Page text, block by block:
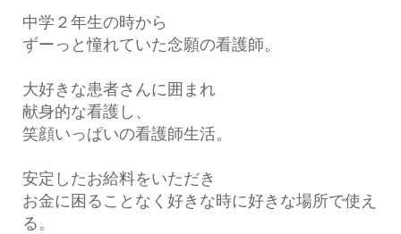
中学２年生の時から
ずーっと憧れていた念願の看護師。
大好きな患者さんに囲まれ
献身的な看護し、
笑顔いっぱいの看護師生活。
安定したお給料をいただき
お金に困ることなく好きな時に好きな場所で使え
る。